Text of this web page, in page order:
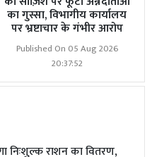
का गुस्सा, विभागीय कार्यालय
पर भ्रष्टाचार के गंभीर आरोप
Published On 05 Aug 2026
20:37:52
निःशुल्क राशन का वितरण,